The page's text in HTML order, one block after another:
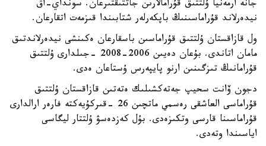
جانە ارمەنيا ۇلتتىق قۇرامالارىن جاتتىقتىرعان. سونداي-اق
نيدەرلاند قۇراماسىنىڭ باپكەرلەر شتابىندا قىزمەت اتقارعان.
ول قازاقستان ۇلتتىق قۇراماسىن باسقارعان ەكىنشى نيدەرلاندتىق
مامان اتاندى. بۇعان دەيىن 2006-2008 -جىلدارى ۇلتتىق
قۇرامانىڭ تىزگىنىن ارنو پايپەرس ۇستاعان ەدى.
دجون ۆانت سحيپ جەتەكشىلىك ەتەتىن قازاقستان ۇلتتىق
قۇراماسى العاشقى رەسمي ماتچىن 26 -قىركۇيەكتە فارەر ارالدارى
قۇراماسىنا قارسى وتكىزەدى. بۇل كەزدەسۋ ۇلتتار ليگاسى
اياسىندا وتەدى.